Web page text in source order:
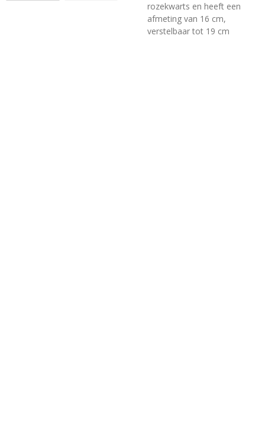
rozekwarts en heeft een
afmeting van 16 cm,
verstelbaar tot 19 cm